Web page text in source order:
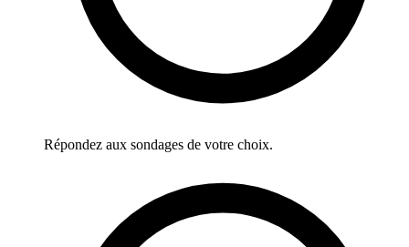
Répondez aux sondages de votre choix.